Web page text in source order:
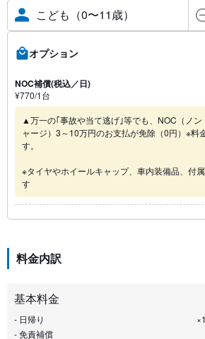
こども（0〜11歳）
オプション
NOC補償(税込／日)
¥770/1台
▲万一の｢事故や当て逃げ｣等でも、NOC（ノ
ャージ）3～10万円のお支払が免除（0円）※料
す。
※タイヤやホイールキャップ、車内装備品、付
す
料金内訳
基本料金
- 日帰り ×1
- 免責補償